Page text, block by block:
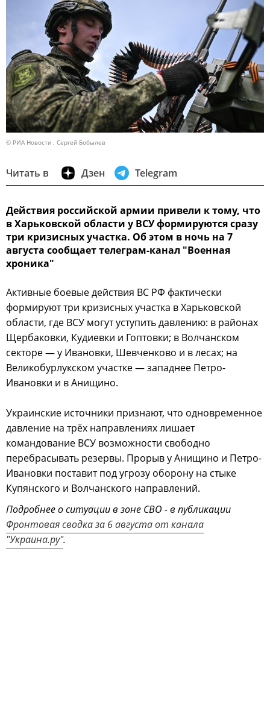
© РИА Новости . Сергей Бобылев
Читать в Дзен Telegram
Действия российской армии привели к тому, что
в Харьковской области у ВСУ формируются сразу
три кризисных участка. Об этом в ночь на 7
августа сообщает телеграм-канал "Военная
хроника"
Активные боевые действия ВС РФ фактически
формируют три кризисных участка в Харьковской
области, где ВСУ могут уступить давлению: в районах
Щербаковки, Кудиевки и Гоптовки; в Волчанском
секторе — у Ивановки, Шевченково и в лесах; на
Великобурлукском участке — западнее Петро-
Ивановки и в Анищино.
Украинские источники признают, что одновременное
давление на трёх направлениях лишает
командование ВСУ возможности свободно
перебрасывать резервы. Прорыв у Анищино и Петро-
Ивановки поставит под угрозу оборону на стыке
Купянского и Волчанского направлений.
Подробнее о ситуации в зоне СВО - в публикации
Фронтовая сводка за 6 августа от канала
"Украина.ру".